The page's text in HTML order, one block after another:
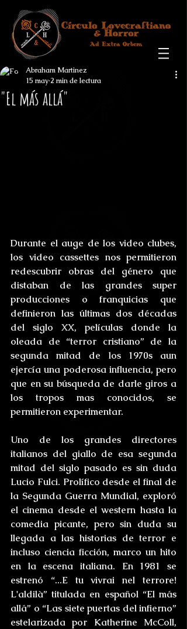
"El más allá"
Abraham Martinez
15 may 2 min de lectura
Durante el auge de los video clubes,
los video cassettes nos permitieron
redescubrir obras del género que
distaban de las grandes super
producciones o franquicias que
definieron las últimas dos décadas
del siglo XX, películas donde la
oleada de “terror cristiano” de la
segunda mitad de los 1970s aun
ejercía una poderosa influencia, pero
que en su búsqueda de darle giros a
los tropos mas conocidos, se
permitieron experimentar.
Uno de los grandes directores
italianos del giallo de esa segunda
mitad del siglo pasado es sin duda
Lucio Fulci. Prolífico desde el final de
la Segunda Guerra Mundial, exploró
el cinema desde el western hasta la
comedia picante, pero sin duda su
llegada a las historias de terror e
incluso ciencia ficción, marco un hito
en la escena italiana. En 1981 se
estrenó “...E tu vivrai nel terrore!
L'aldilà” titulada en español “El más
allá” o “Las siete puertas del infierno”
estelarizada por Katherine McColl,